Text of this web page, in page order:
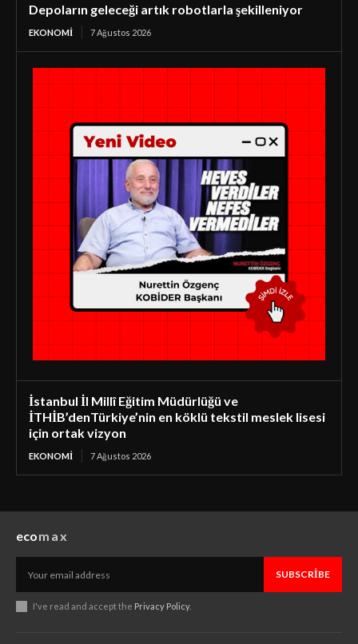
Depoların geleceği artık robotlarla şekilleniyor
EKONOMI 7 Ağustos 2026
İstanbul İl Millî Eğitim Müdürlüğü ve
İTHİB’denTürkiye’nin en köklü tekstil meslek lisesi
için ortak vizyon
EKONOMI 7 Ağustos 2026
ecomax
SUBSCRIBE
I've read and accept the Privacy Policy.